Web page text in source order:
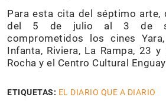
Para esta cita del séptimo arte,
del 5 de julio al 3 de
comprometidos los cines
Infanta, Riviera, La Rampa, 23
Rocha y el Centro Cultural
ETIQUETAS: EL DIARIO QUE A DIARIO